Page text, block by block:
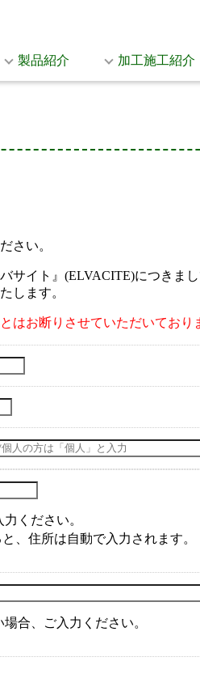
製品紹介 加工施工紹介
さい。
イト』(ELVACITE)につきま
します。
お断りさせていただいており
ください。
、住所は自動で入力されます。
合、ご入力ください。